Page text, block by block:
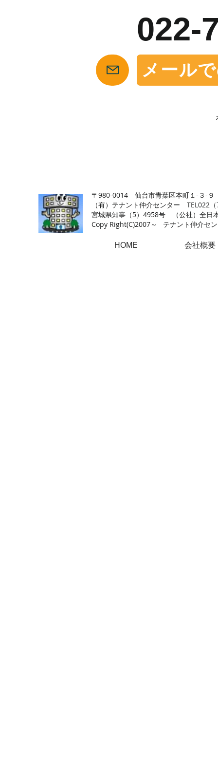
022-
メール
〒980-0014 仙台市青葉区本町１-３-９
（有）テナント仲介センター TEL022
宮城県知事（5）4958号 （公社）全日
Copy Right(C)2007～ テナント仲介セ
HOME 会社概要